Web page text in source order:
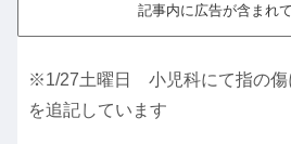
記事内に広告が含まれて
※1/27土曜日 小児科にて指の傷
を追記しています